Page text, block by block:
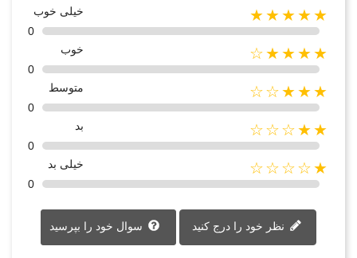
★★★★★
خیلی خوب
0
★★★★☆
خوب
0
★★★☆☆
متوسط
0
★★☆☆☆
بد
0
★☆☆☆☆
خیلی بد
0
سوال خود را بپرسید